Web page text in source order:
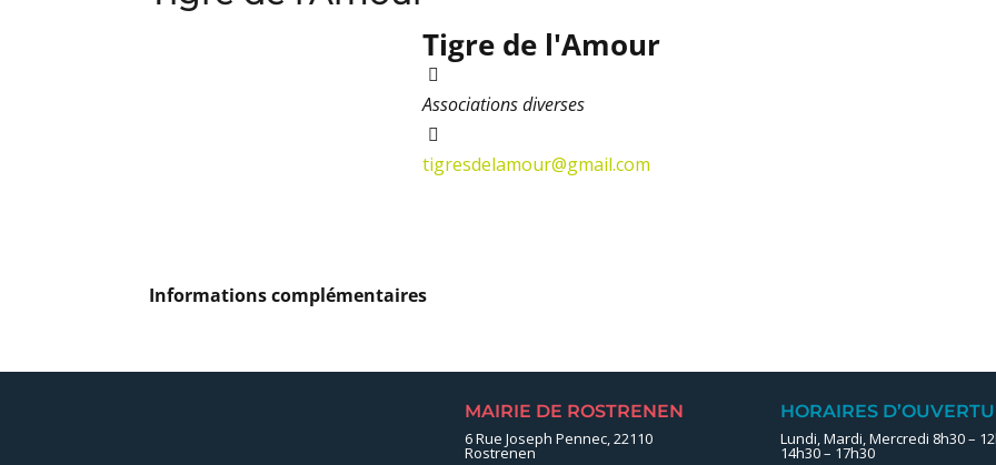
Tigre de l'Amour
Associations diverses
tigresdelamour@gmail.com
Informations complémentaires
MAIRIE DE ROSTRENEN
6 Rue Joseph Pennec, 22110
Rostrenen
HORAIRES
Lundi, Mardi, Mercredi 8h30 –
14h30 – 17h30